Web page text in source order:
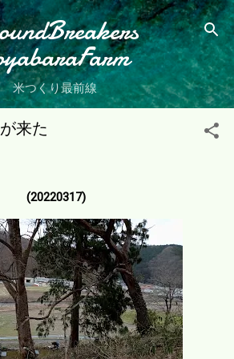
てメイン コンテンツに移動
米つくり最前線
来た
(20220317)